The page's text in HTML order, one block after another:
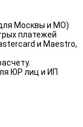
Москвы и МО)
платежей
и Maestro,
ЮР лиц и ИП